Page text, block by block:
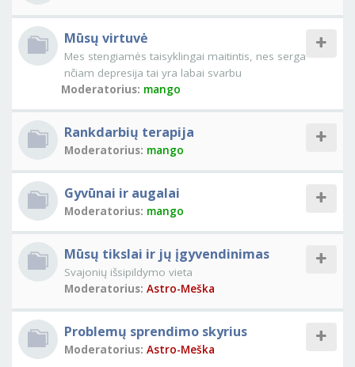
Mūsų virtuvė
Mes stengiamės taisyklingai maitintis, nes serga
nčiam depresija tai yra labai svarbu
Moderatorius: mango
Rankdarbių terapija
Moderatorius: mango
Gyvūnai ir augalai
Moderatorius: mango
Mūsų tikslai ir jų įgyvendinimas
Svajonių išsipildymo vieta
Moderatorius: Astro-Meška
Problemų sprendimo skyrius
Moderatorius: Astro-Meška